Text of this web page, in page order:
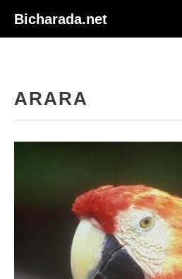
Bicharada.net
ARARA